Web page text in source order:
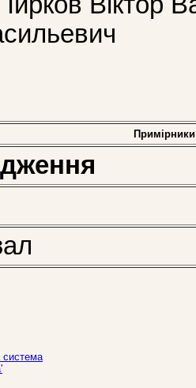
Примірники
система